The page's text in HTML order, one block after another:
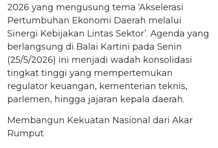
2026 yang mengusung tema ‘Akselerasi
Pertumbuhan Ekonomi Daerah melalui
Sinergi Kebijakan Lintas Sektor’. Agenda yang
berlangsung di Balai Kartini pada Senin
(25/5/2026) ini menjadi wadah konsolidasi
tingkat tinggi yang mempertemukan
regulator keuangan, kementerian teknis,
parlemen, hingga jajaran kepala daerah.
Membangun Kekuatan Nasional dari Akar
Rumput